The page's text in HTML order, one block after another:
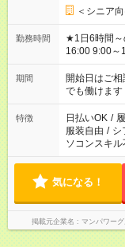
＜シニア
勤務時間
★1日6時間～の時短シフト
16:00 9:00～
場合、他の
ん ※法令に基
となります ※
短時間・短
期間
開始日はご
でも働けます
特徴 日払いOK /
服装自由 / シ
ソコンスキル
気になる！
掲載元企業名 マンパワー